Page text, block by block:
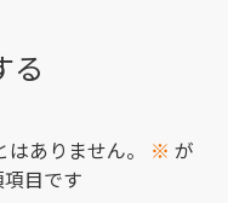
る
ありません。 ※ が
目です